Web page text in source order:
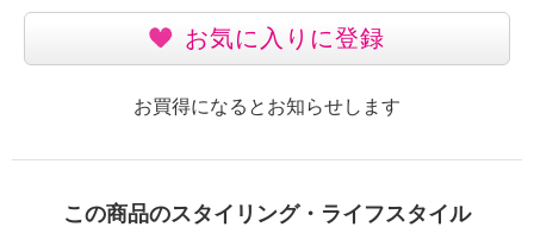
お気に入りに登録
お買得になるとお知らせします
この商品のスタイリング・ライフスタイル